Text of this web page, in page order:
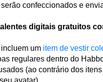
confeccionados e
digitais gratuitos
um item de vestir
regulares dentro do
(ao contrário dos
avatar).